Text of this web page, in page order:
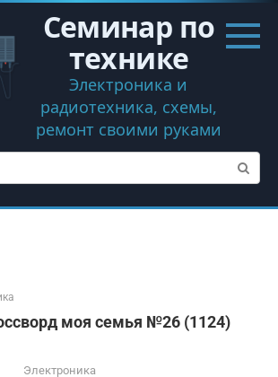
Семинар по
технике
Электроника и
радиотехника, схемы,
ремонт своими руками
моя семья №26 (1124)
Электроника